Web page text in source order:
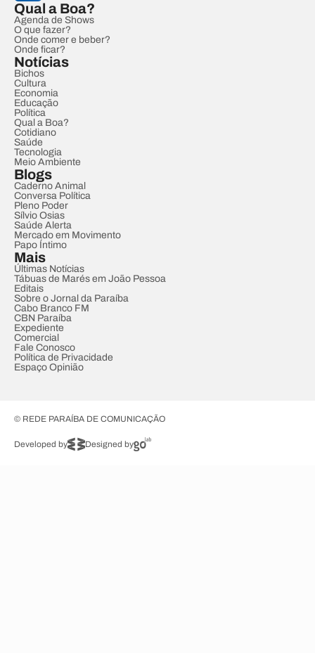
Qual a Boa?
Agenda de Shows
O que fazer?
Onde comer e beber?
Onde ficar?
Notícias
Bichos
Cultura
Economia
Educação
Política
Qual a Boa?
Cotidiano
Saúde
Tecnologia
Meio Ambiente
Blogs
Caderno Animal
Conversa Política
Pleno Poder
Sílvio Osias
Saúde Alerta
Mercado em Movimento
Papo Íntimo
Mais
Últimas Notícias
Tábuas de Marés em João Pessoa
Editais
Sobre o Jornal da Paraíba
Cabo Branco FM
CBN Paraíba
Expediente
Comercial
Fale Conosco
Política de Privacidade
Espaço Opinião
© REDE PARAÍBA DE COMUNICAÇÃO
Developed by Designed by